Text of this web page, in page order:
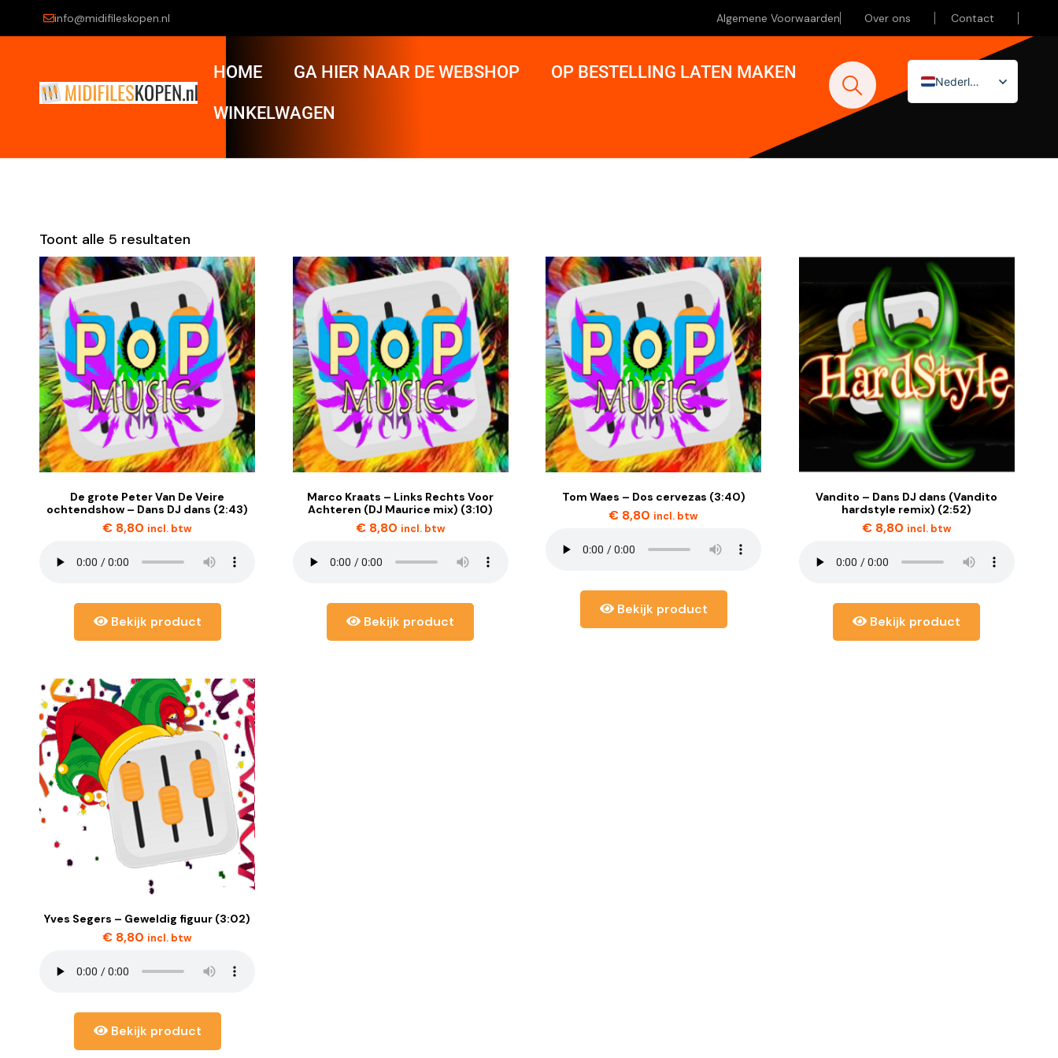
info@midifileskopen.nl Algemene Voorwaarden Over ons Contact
HOME GA HIER NAAR DE WEBSHOP OP BESTELLING LATEN MAKEN
WINKELWAGEN
Nederlands
English (UK)
Toont alle 5 resultaten
De grote Peter Van De Veire
ochtendshow – Dans DJ dans (2:43)
€ 8,80 incl. btw
Bekijk product
Marco Kraats – Links Rechts Voor
Achteren (DJ Maurice mix) (3:10)
€8,80 incl. btw
Bekijk product
Tom Waes – Dos cervezas (3:40)
€ 8,80 incl. btw
Bekijk product
Vandito – Dans DJ dans (Vandito
hardstyle remix) (2:52)
€8,80 incl. btw
Bekijk product
Yves Segers – Geweldig figuur (3:02)
€ 8,80 incl. btw
Bekijk product